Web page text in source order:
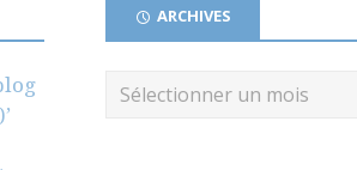
ARCHIVES